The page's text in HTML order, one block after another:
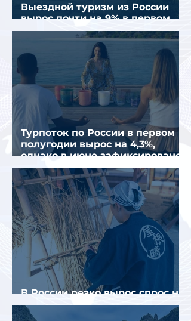
Выездной туризм из России
вырос почти на 9% в первом
полугодии 2026 года
Турпоток по России в первом
полугодии вырос на 4,3%,
однако в июне зафиксировано
снижение
В России резко вырос спрос на
отели без звезд